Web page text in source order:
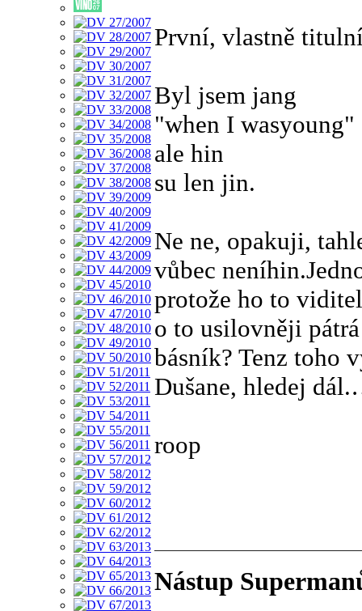
První, vlastně
Byl jsem jang
"when I wasyoung"
ale hin
su len jin.
Ne ne, opakuji,
vůbec
protože ho to
o to usilovněji
básník? Tenz toho
Dušane, hledej
roop
Nástup